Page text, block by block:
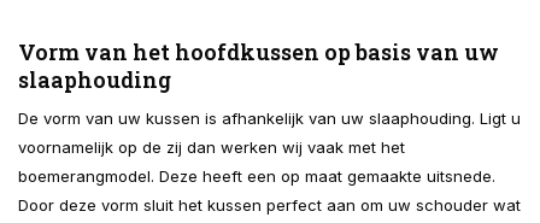
Vorm van het hoofdkussen op basis van uw
slaaphouding
De vorm van uw kussen is afhankelijk van uw slaaphouding. Ligt u
voornamelijk op de zij dan werken wij vaak met het
boemerangmodel. Deze heeft een op maat gemaakte uitsnede.
Door deze vorm sluit het kussen perfect aan om uw schouder wat